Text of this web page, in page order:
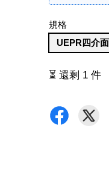
規格
UEPR四介面
⏳ 還剩 1 件